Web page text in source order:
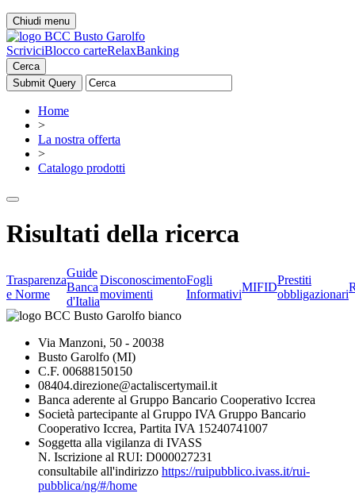
Chiudi menu
ScriviciBlocco carteRelaxBanking
Cerca
Home
>
La nostra offerta
>
Catalogo prodotti
Risultati della ricerca
Trasparenza
e Norme
Guide
Banca
d'Italia
Disconoscimento
movimenti
Fogli
Informativi
MIFID
Prestiti
obbligazionari
Via Manzoni, 50 - 20038
Busto Garolfo (MI)
C.F. 00688150150
08404.direzione@actaliscertymail.it
Banca aderente al Gruppo Bancario Cooperativo Iccrea
Società partecipante al Gruppo IVA Gruppo Bancario
Cooperativo Iccrea, Partita IVA 15240741007
Soggetta alla vigilanza di IVASS
N. Iscrizione al RUI: D000027231
consultabile all'indirizzo https://ruipubblico.ivass.it/rui-
pubblica/ng/#/home